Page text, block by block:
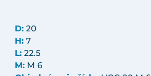
D: 20
H: 7
L: 22.5
M: M 6